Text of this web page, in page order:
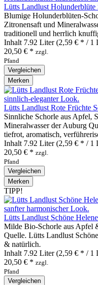
Lütts Landlust Holunderblüte
Blumige
Zitronensaft und
traditionell und herrlich
Inhalt 7.92 Liter(2,59 € * / 1
20,50 € * zzgl.
Pfand
Vergleichen
Merken
Lütts Landlust Rote Früchte
Sinnliche Schorle aus Apfel,
Mineralwasser der Auburg
tiefrot, aromatisch,
Inhalt 7.92 Liter(2,59 € * / 1
20,50 € * zzgl.
Pfand
Vergleichen
Merken
TIPP!
Lütts Landlust Schöne
Milde Bio‑Schorle aus Apfel
Quelle. Lütts Landlust
& natürlich.
Inhalt 7.92 Liter(2,59 € * / 1
20,50 € * zzgl.
Pfand
Vergleichen